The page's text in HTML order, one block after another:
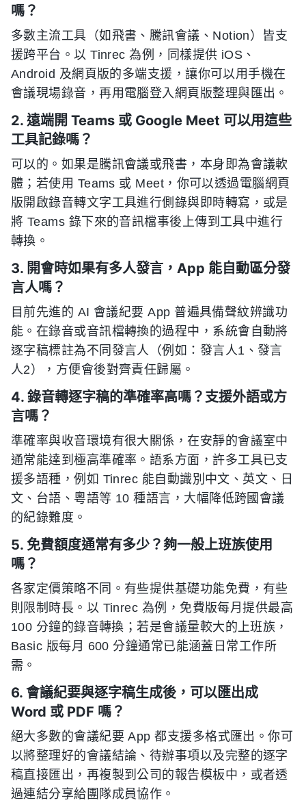
嗎？
多數主流工具（如飛書、騰訊會議、Notion）皆支
援跨平台。以 Tinrec 為例，同樣提供 iOS、
Android 及網頁版的多端支援，讓你可以用手機在
會議現場錄音，再用電腦登入網頁版整理與匯出。
2. 遠端開 Teams 或 Google Meet 可以用這些
工具記錄嗎？
可以的。如果是騰訊會議或飛書，本身即為會議軟
體；若使用 Teams 或 Meet，你可以透過電腦網頁
版開啟錄音轉文字工具進行側錄與即時轉寫，或是
將 Teams 錄下來的音訊檔事後上傳到工具中進行
轉換。
3. 開會時如果有多人發言，App 能自動區分發
言人嗎？
目前先進的 AI 會議紀要 App 普遍具備聲紋辨識功
能。在錄音或音訊檔轉換的過程中，系統會自動將
逐字稿標註為不同發言人（例如：發言人1、發言
人2），方便會後對齊責任歸屬。
4. 錄音轉逐字稿的準確率高嗎？支援外語或方
言嗎？
準確率與收音環境有很大關係，在安靜的會議室中
通常能達到極高準確率。語系方面，許多工具已支
援多語種，例如 Tinrec 能自動識別中文、英文、日
文、台語、粵語等 10 種語言，大幅降低跨國會議
的紀錄難度。
5. 免費額度通常有多少？夠一般上班族使用
嗎？
各家定價策略不同。有些提供基礎功能免費，有些
則限制時長。以 Tinrec 為例，免費版每月提供最高
100 分鐘的錄音轉換；若是會議量較大的上班族，
Basic 版每月 600 分鐘通常已能涵蓋日常工作所
需。
6. 會議紀要與逐字稿生成後，可以匯出成
Word 或 PDF 嗎？
絕大多數的會議紀要 App 都支援多格式匯出。你可
以將整理好的會議結論、待辦事項以及完整的逐字
稿直接匯出，再複製到公司的報告模板中，或者透
過連結分享給團隊成員協作。